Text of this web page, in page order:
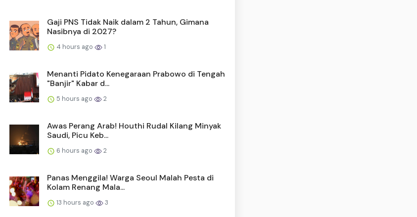
Gaji PNS Tidak Naik dalam 2 Tahun, Gimana
Nasibnya di 2027?
4 hours ago 1
Menanti Pidato Kenegaraan Prabowo di Tengah
"Banjir" Kabar d...
5 hours ago 2
Awas Perang Arab! Houthi Rudal Kilang Minyak
Saudi, Picu Keb...
6 hours ago 2
Panas Menggila! Warga Seoul Malah Pesta di
Kolam Renang Mala...
13 hours ago 3